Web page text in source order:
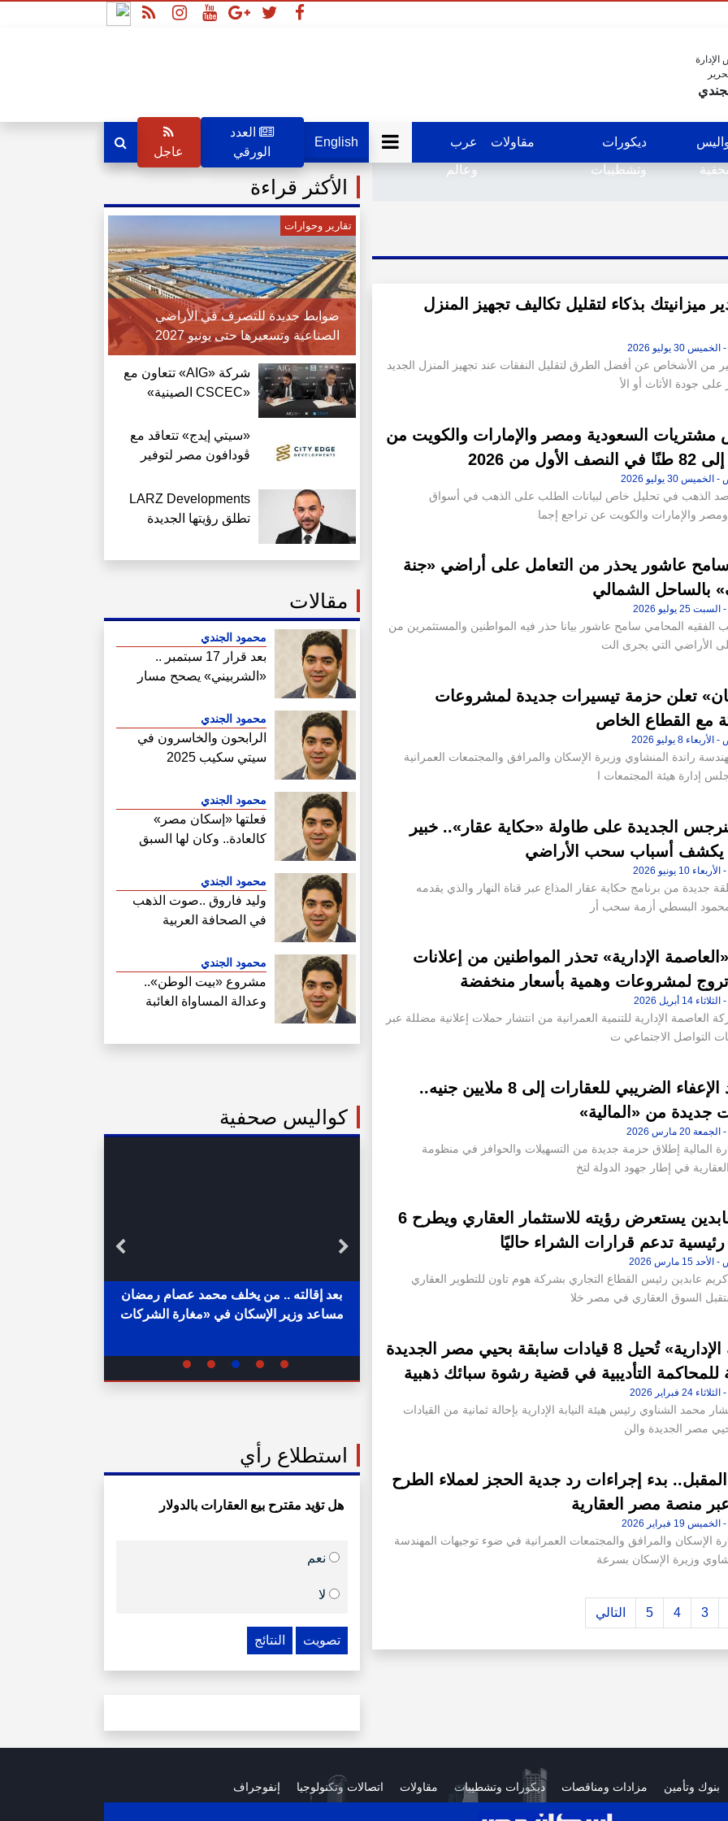
ديكورات
وتشطيبات
مقاولات
عرب
وعالم
English
العدد
الورقي
عاجل
ميزانيتك بذكاء لتقليل تكاليف تجهيز المنزل
من الأشخاص عن أفضل الطرق لتقليل النفقات عند تجهيز المنزل الجديد
على جودة الأثاث أو الأ
مشتريات السعودية ومصر والإمارات والكويت من
الأول من 2026
الذهب في تحليل خاص لبيانات الطلب على الذهب في أسواق
والإمارات والكويت عن تراجع إجما
عاشور يحذر من التعامل على أراضي «جنة
بالساحل الشمالي
الفقيه المحامي سامح عاشور بيانا حذر فيه المواطنين والمستثمرين من
الأراضي التي يجرى الت
تعلن حزمة تيسيرات جديدة لمشروعات
مع القطاع الخاص
راندة المنشاوي وزيرة الإسكان والمرافق والمجتمعات العمرانية
إدارة هيئة المجتمعات ا
الجديدة على طاولة «حكاية عقار».. خبير
يكشف أسباب سحب الأراضي
جديدة من برنامج حكاية عقار المذاع عبر قناة النهار والذي يقدمه
محمود البسطي أزمة سحب أر
الإدارية» تحذر المواطنين من إعلانات
لمشروعات وهمية بأسعار منخفضة
الإدارية للتنمية العمرانية من انتشار حملات إعلانية مضللة عبر
التواصل الاجتماعي ت
رفع حد الإعفاء الضريبي للعقارات إلى 8 ملايين جنيه..
جديدة من «المالية»
المالية إطلاق حزمة جديدة من التسهيلات والحوافز في منظومة
في إطار جهود الدولة لتخ
كريم عابدين يستعرض رؤيته للاستثمار العقاري ويطرح 6
تدعم قرارات الشراء حاليًا
عابدين رئيس القطاع التجاري بشركة هوم تاون للتطوير العقاري
السوق العقاري في مصر خلا
«النيابة الإدارية» تُحيل 8 قيادات سابقة بحيي مصر الجديدة
للمحاكمة التأديبية في قضية رشوة سبائك ذهبية
محمد الشناوي رئيس هيئة النيابة الإدارية بإحالة ثمانية من القيادات
مصر الجديدة والن
المقبل.. بدء إجراءات رد جدية الحجز لعملاء الطرح
عبر منصة مصر العقارية
الإسكان والمرافق والمجتمعات العمرانية في ضوء توجيهات المهندسة
وزيرة الإسكان بسرعة
3
4
5 التالي
الأكثر قراءة
تقارير وحوارات
ضوابط جديدة للتصرف في الأراضي
الصناعية وتسعيرها حتى يونيو 2027
شركة «AIG» تتعاون مع
«CSCEC الصينية»
بالعاصمة الجديدة بمعايير
عالمية
«سيتي إيدج» تتعاقد مع
ڤودافون مصر لتوفير
«داون تاون» العلمين
الجديدة
LARZ Developments
تطلق رؤيتها الجديدة
للتطوير العقاري في مصر
مقالات
محمود الجندي
بعد قرار 17 سبتمبر ..
«الشربيني» يصحح مسار
محمود الجندي
الرابحون والخاسرون في
سيتي سكيب 2025
محمود الجندي
فعلتها «إسكان مصر»
كالعادة.. وكان لها السبق
أراضي الساحل الشمالي
محمود الجندي
وليد فاروق ..صوت الذهب
في الصحافة العربية
محمود الجندي
مشروع «بيت الوطن»..
وعدالة المساواة الغائبة
كواليس صحفية
عن 42 فدانا من أرض جاردن
«ملاذ
«عاصم الجزار» و«محمد عصام» خارج
بعد إقالته .. من يخلف محمد عصام رمضان
مساعد وزير الإسكان في «مغارة الشركات
استطلاع رأي
هل تؤيد مقترح بيع العقارات بالدولار
نعم
لا
تصويت النتائج
بنوك وتأمين مزادات ومناقصات ديكورات وتشطيبات مقاولات اتصالات وتكنولوجيا إنفوجراف